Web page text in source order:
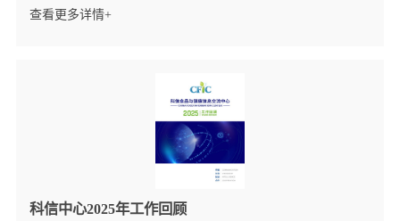
查看更多详情+
科信中心2025年工作回顾